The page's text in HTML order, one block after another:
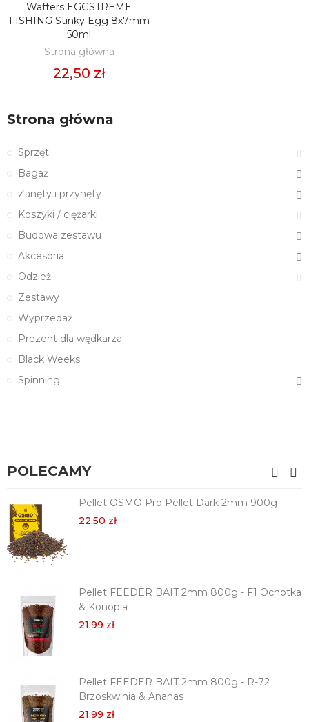
DODAJ DO KOSZYKA
Wafters EGGSTREME
FISHING Stinky Egg 8x7mm
50ml
Strona główna
22,50 zł
Strona główna
Sprzęt
Bagaż
Zanęty i przynęty
Koszyki / ciężarki
Budowa zestawu
Akcesoria
Odzież
Zestawy
Wyprzedaż
Prezent dla wędkarza
Black Weeks
Spinning
POLECAMY
Pellet OSMO Pro Pellet Dark 2mm 900g
22,50 zł
Pellet FEEDER BAIT 2mm 800g - F1 Ochotka
& Konopia
21,99 zł
Pellet FEEDER BAIT 2mm 800g - R-72
Brzoskwinia & Ananas
21,99 zł